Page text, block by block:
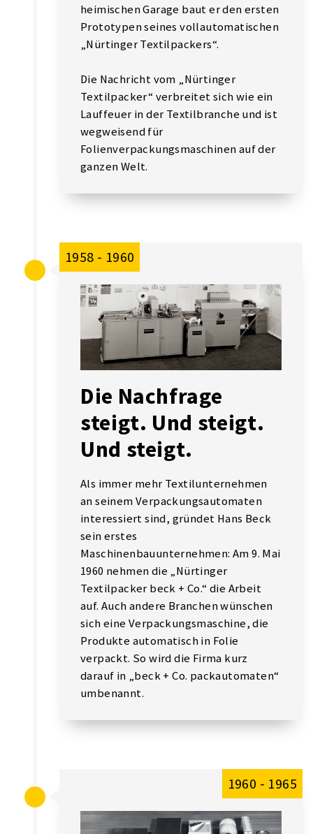
heimischen Garage baut er den ersten
Prototypen seines vollautomatischen
„Nürtinger Textilpackers“.
Die Nachricht vom „Nürtinger
Textilpacker“ verbreitet sich wie ein
Lauffeuer in der Textilbranche und ist
wegweisend für
Folienverpackungsmaschinen auf der
ganzen Welt.
1958 - 1960
Die Nachfrage
steigt. Und steigt.
Und steigt.
Als immer mehr Textilunternehmen
an seinem Verpackungsautomaten
interessiert sind, gründet Hans Beck
sein erstes
Maschinenbauunternehmen: Am 9. Mai
1960 nehmen die „Nürtinger
Textilpacker beck + Co.“ die Arbeit
auf. Auch andere Branchen wünschen
sich eine Verpackungsmaschine, die
Produkte automatisch in Folie
verpackt. So wird die Firma kurz
darauf in „beck + Co. packautomaten“
umbenannt.
1960 - 1965